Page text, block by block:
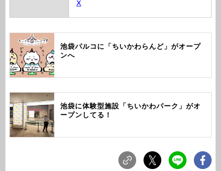
X
池袋パルコに「ちいかわらんど」がオープ
ンへ
池袋に体験型施設「ちいかわパーク」がオ
ープンしてる！